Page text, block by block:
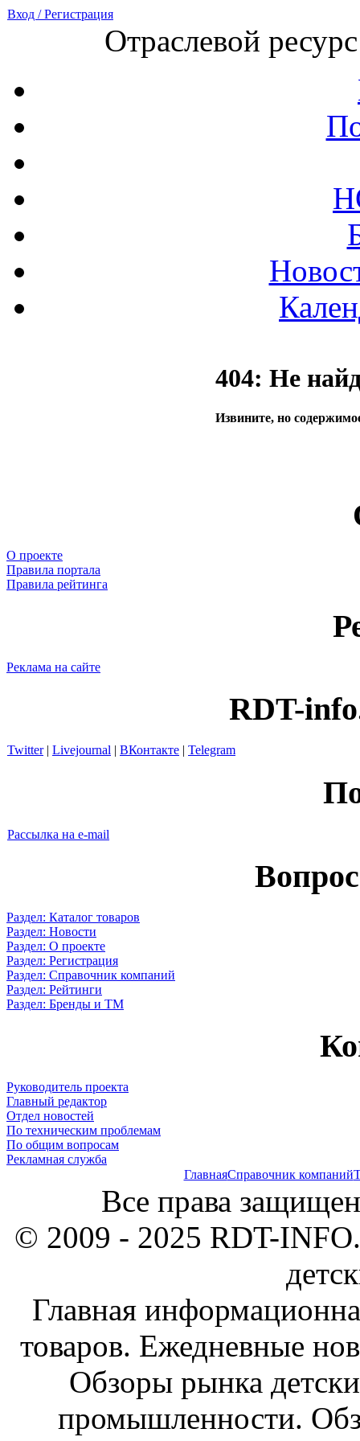
Вход / Регистрация
Отраслевой
404: Не
Извините, но
О проекте
Правила портала
Правила рейтинга
Реклама на сайте
RDT-
Twitter| Livejournal | ВКонтакте | Telegram
Рассылка на e-mail
Раздел: Каталог товаров
Раздел: Новости
Раздел: О проекте
Раздел: Регистрация
Раздел: Справочник компаний
Раздел: Рейтинги
Раздел: Бренды и ТМ
Руководитель проекта
Главный редактор
Отдел новостей
По техническим проблемам
По общим вопросам
Рекламная служба
ГлавнаяСправочник компаний
Все права
© 2009 - 2025 RDT-
Главная
товаров. Ежедневные
Обзоры рынка
промышленности.